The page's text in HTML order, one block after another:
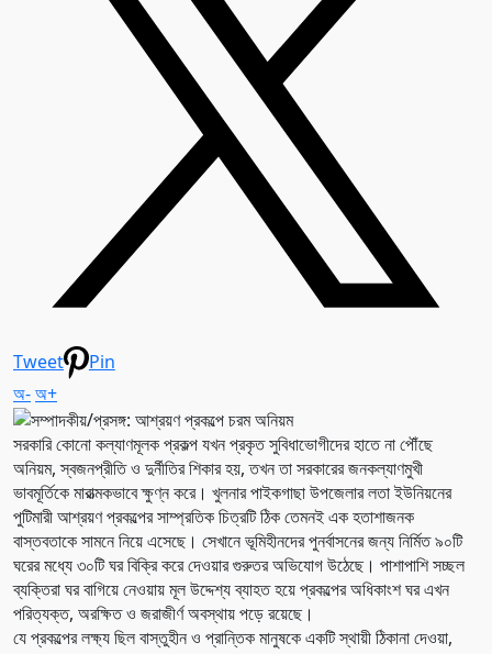
Tweet
Pin
অ-অ+
সরকারি কোনো কল্যাণমূলক প্রকল্প যখন প্রকৃত সুবিধাভোগীদের হাতে না পৌঁছে
অনিয়ম, স্বজনপ্রীতি ও দুর্নীতির শিকার হয়, তখন তা সরকারের জনকল্যাণমুখী
ভাবমূর্তিকে মারাত্মকভাবে ক্ষুণ্ন করে। খুলনার পাইকগাছা উপজেলার লতা ইউনিয়নের
পুটিমারী আশ্রয়ণ প্রকল্পের সাম্প্রতিক চিত্রটি ঠিক তেমনই এক হতাশাজনক
বাস্তবতাকে সামনে নিয়ে এসেছে। সেখানে ভূমিহীনদের পুনর্বাসনের জন্য নির্মিত ৯০টি
ঘরের মধ্যে ৩০টি ঘর বিক্রি করে দেওয়ার গুরুতর অভিযোগ উঠেছে। পাশাপাশি সচ্ছল
ব্যক্তিরা ঘর বাগিয়ে নেওয়ায় মূল উদ্দেশ্য ব্যাহত হয়ে প্রকল্পের অধিকাংশ ঘর এখন
পরিত্যক্ত, অরক্ষিত ও জরাজীর্ণ অবস্থায় পড়ে রয়েছে।
যে প্রকল্পের লক্ষ্য ছিল বাস্তুহীন ও প্রান্তিক মানুষকে একটি স্থায়ী ঠিকানা দেওয়া,